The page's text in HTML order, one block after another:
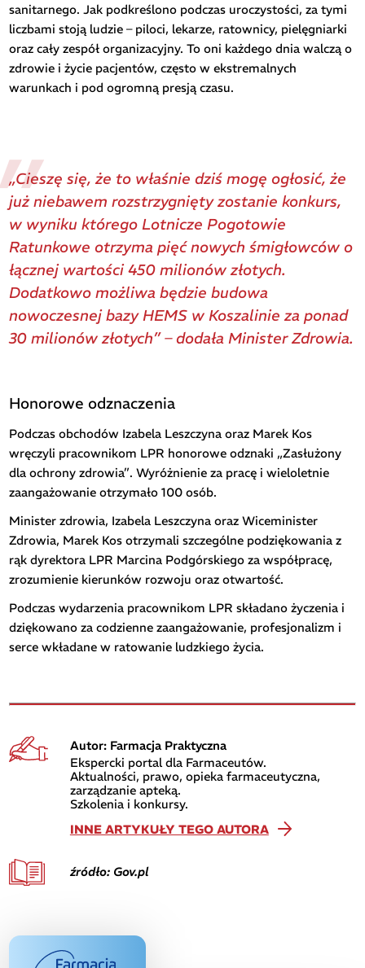
sanitarnego. Jak podkreślono podczas uroczystości, za tymi
liczbami stoją ludzie – piloci, lekarze, ratownicy, pielęgniarki
oraz cały zespół organizacyjny. To oni każdego dnia walczą o
zdrowie i życie pacjentów, często w ekstremalnych
warunkach i pod ogromną presją czasu.
„Cieszę się, że to właśnie dziś mogę ogłosić, że
już niebawem rozstrzygnięty zostanie konkurs,
w wyniku którego Lotnicze Pogotowie
Ratunkowe otrzyma pięć nowych śmigłowców o
łącznej wartości 450 milionów złotych.
Dodatkowo możliwa będzie budowa
nowoczesnej bazy HEMS w Koszalinie za ponad
30 milionów złotych” – dodała Minister Zdrowia.
Honorowe odznaczenia
Podczas obchodów Izabela Leszczyna oraz Marek Kos
wręczyli pracownikom LPR honorowe odznaki „Zasłużony
dla ochrony zdrowia”. Wyróżnienie za pracę i wieloletnie
zaangażowanie otrzymało 100 osób.
Minister zdrowia, Izabela Leszczyna oraz Wiceminister
Zdrowia, Marek Kos otrzymali szczególne podziękowania z
rąk dyrektora LPR Marcina Podgórskiego za współpracę,
zrozumienie kierunków rozwoju oraz otwartość.
Podczas wydarzenia pracownikom LPR składano życzenia i
dziękowano za codzienne zaangażowanie, profesjonalizm i
serce wkładane w ratowanie ludzkiego życia.
Autor: Farmacja Praktyczna
Ekspercki portal dla Farmaceutów.
Aktualności, prawo, opieka farmaceutyczna,
zarządzanie apteką.
Szkolenia i konkursy.
INNE ARTYKUŁY TEGO AUTORA
źródło: Gov.pl